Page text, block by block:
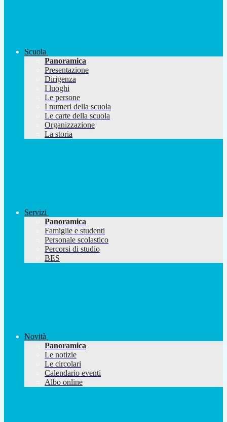
Scuola
Panoramica
Presentazione
Dirigenza
I luoghi
Le persone
I numeri della scuola
Le carte della scuola
Organizzazione
La storia
Servizi
Panoramica
Famiglie e studenti
Personale scolastico
Percorsi di studio
BES
Novità
Panoramica
Le notizie
Le circolari
Calendario eventi
Albo online